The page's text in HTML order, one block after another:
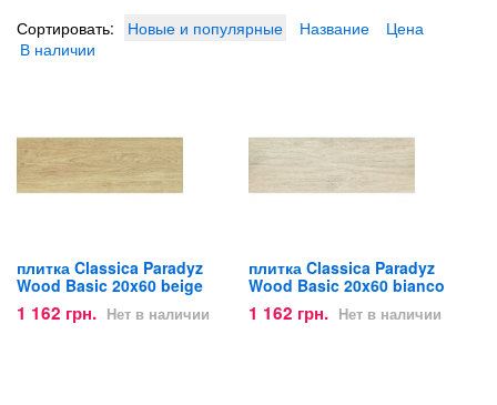
Сортировать: Новые и популярные Название
Цена
В наличии
плитка Classica Paradyz
Wood Basic 20x60 beige
1 162 грн. Нет в наличии
плитка Classica Paradyz
Wood Basic 20x60 bianco
1 162 грн. Нет в наличии